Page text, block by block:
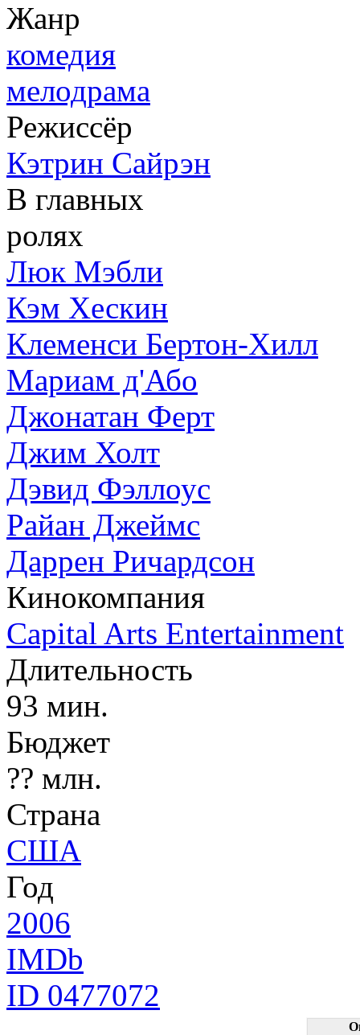
Жанр
комедия
мелодрама
Режиссёр
Кэтрин Сайрэн
В главных
ролях
Люк Мэбли
Кэм Хескин
Клеменси Бертон-Хилл
Мариам д'Або
Джонатан Ферт
Джим Холт
Дэвид Фэллоус
Райан Джеймс
Даррен Ричардсон
Кинокомпания
Capital Arts Entertainment
Длительность
93 мин.
Бюджет
?? млн.
Страна
США
Год
2006
IMDb
ID 0477072